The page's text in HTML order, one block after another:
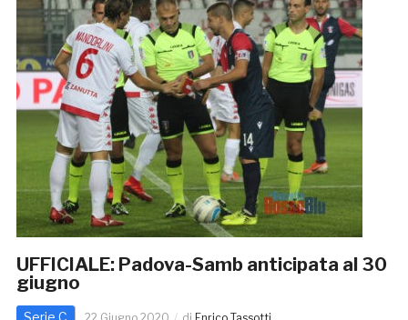
UFFICIALE: Padova-Samb anticipata al 30
giugno